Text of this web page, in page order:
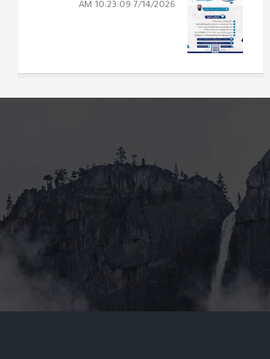
7/14/2026 10:23:09 AM